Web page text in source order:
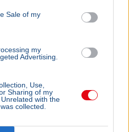
Sale of my
my
Advertising.
Use,
Sharing of my
with the
collected.